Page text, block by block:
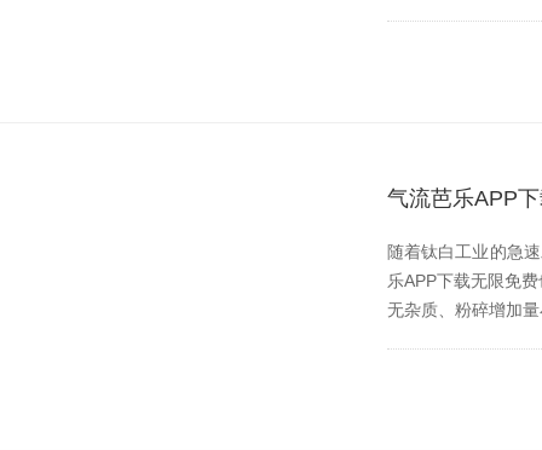
气流芭乐APP
随着钛白工业的急速
乐APP下载无限免费也
无杂质、粉碎